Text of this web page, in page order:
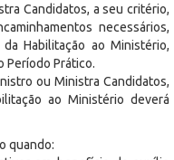
Candidatos, a seu critério,
necessários,
Habilitação ao Ministério,
Período Prático.
ou Ministra Candidatos,
ao Ministério deverá
quando: